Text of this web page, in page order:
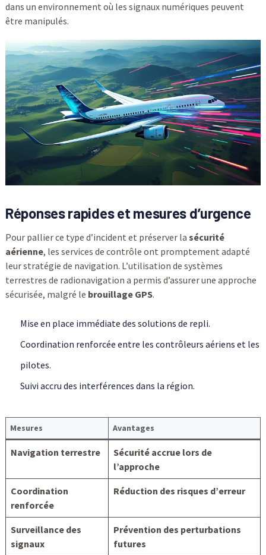
dans un environnement où les signaux numériques peuvent
être manipulés.
Réponses rapides et mesures d’urgence
Pour pallier ce type d’incident et préserver la sécurité
aérienne, les services de contrôle ont promptement adapté
leur stratégie de navigation. L’utilisation de systèmes
terrestres de radionavigation a permis d’assurer une approche
sécurisée, malgré le brouillage GPS.
Mise en place immédiate des solutions de repli.
Coordination renforcée entre les contrôleurs aériens et les
pilotes.
Suivi accru des interférences dans la région.
Mesures Avantages
Navigation terrestre
Sécurité accrue lors de
l’approche
Coordination
renforcée
Réduction des risques d’erreur
Surveillance des
signaux
Prévention des perturbations
futures